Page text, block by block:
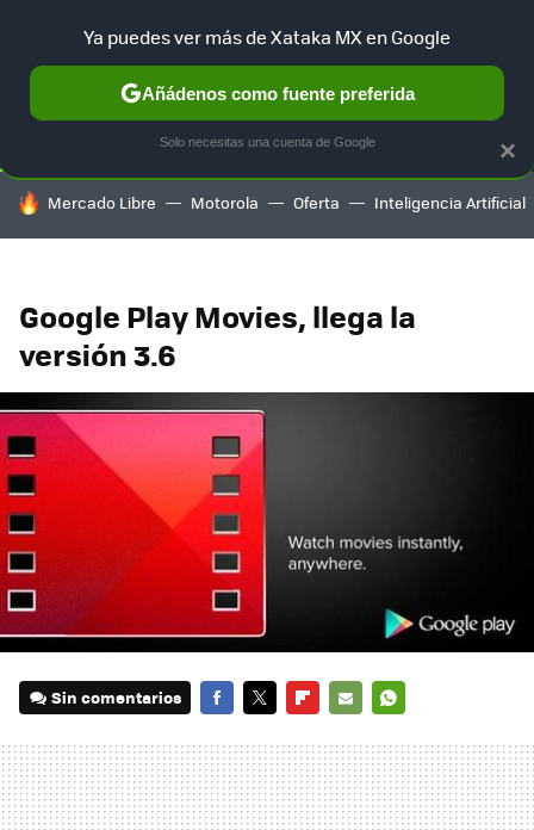
SELECCIÓN GAMING HOME AUTO TERRITORIO
HOY SE HABLA DE
Mercado Libre Motorola Oferta Inteligencia Artificial
Google Play Movies, llega la
versión 3.6
Sin comentarios
MAIL
×
Ya puedes ver más de Xataka MX en Google
Añádenos como fuente preferida
Solo necesitas una cuenta de Google